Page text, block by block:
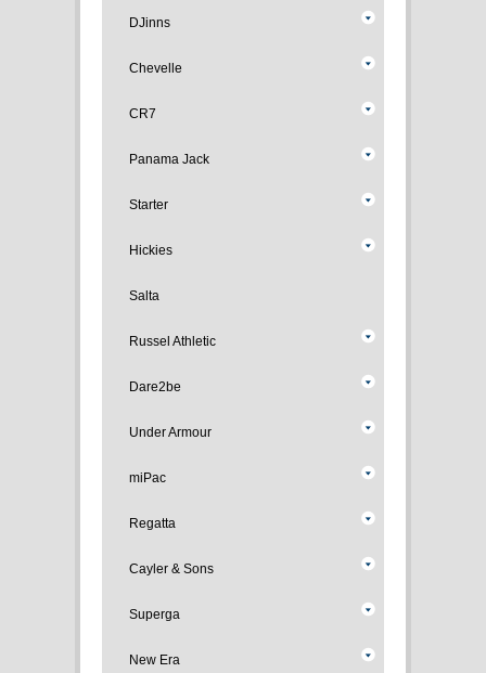
DJinns
Chevelle
CR7
Panama Jack
Starter
Hickies
Salta
Russel Athletic
Dare2be
Under Armour
miPac
Regatta
Cayler & Sons
Superga
New Era